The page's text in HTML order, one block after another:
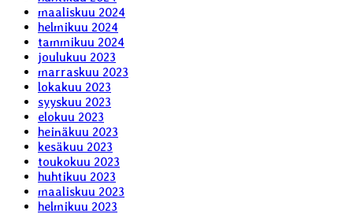
maaliskuu 2024
helmikuu 2024
tammikuu 2024
joulukuu 2023
marraskuu 2023
lokakuu 2023
syyskuu 2023
elokuu 2023
heinäkuu 2023
kesäkuu 2023
toukokuu 2023
huhtikuu 2023
maaliskuu 2023
helmikuu 2023